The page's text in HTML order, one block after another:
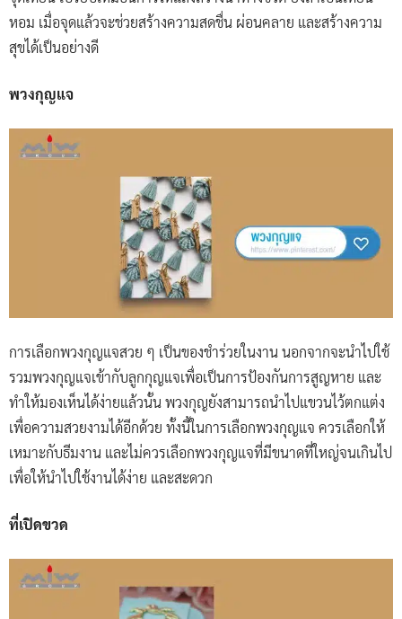
หอม เมื่อจุดแล้วจะช่วยสร้างความสดชื่น ผ่อนคลาย และสร้างความ
สุขได้เป็นอย่างดี
พวงกุญแจ
การเลือกพวงกุญแจสวย ๆ เป็นของชำร่วยในงาน นอกจากจะนำไปใช้
รวมพวงกุญแจเข้ากับลูกกุญแจเพื่อเป็นการป้องกันการสูญหาย และ
ทำให้มองเห็นได้ง่ายแล้วนั้น พวงกุญยังสามารถนำไปแขวนไว้ตกแต่ง
เพื่อความสวยงามได้อีกด้วย ทั้งนี้ในการเลือกพวงกุญแจ ควรเลือกให้
เหมาะกับธีมงาน และไม่ควรเลือกพวงกุญแจที่มีขนาดที่ใหญ่จนเกินไป
เพื่อให้นำไปใช้งานได้ง่าย และสะดวก
ที่เปิดขวด